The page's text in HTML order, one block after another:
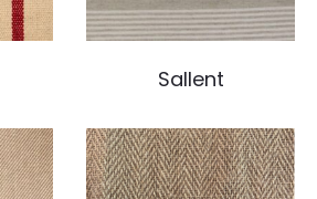
Sallent